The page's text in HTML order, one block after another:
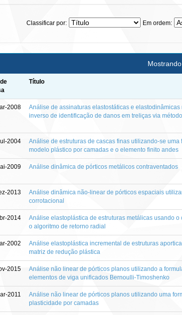
Classificar por: Em ordem:
Título
2008
Análise de assinaturas elastostáticas e
inverso de identificação de danos em treliças via
2004
Análise de estruturas de cascas finas utilizando-se
modelo plástico por camadas e o elemento finito andes
2009 Análise dinâmica de pórticos metálicos contraventados
2013
Análise dinâmica não-linear de pórticos espaciais
corrotacional
2014
Análise elastoplástica de estruturas metálicas usando o
o algoritmo de retorno radial
2002
Análise elastoplástica incremental de estruturas
matriz de redução plástica
2015
Análise não linear de pórticos planos utilizando a
elementos de viga unificados Bernoulli-Timoshenko
2011
Análise não linear de pórticos planos utilizando uma
plasticidade por camadas